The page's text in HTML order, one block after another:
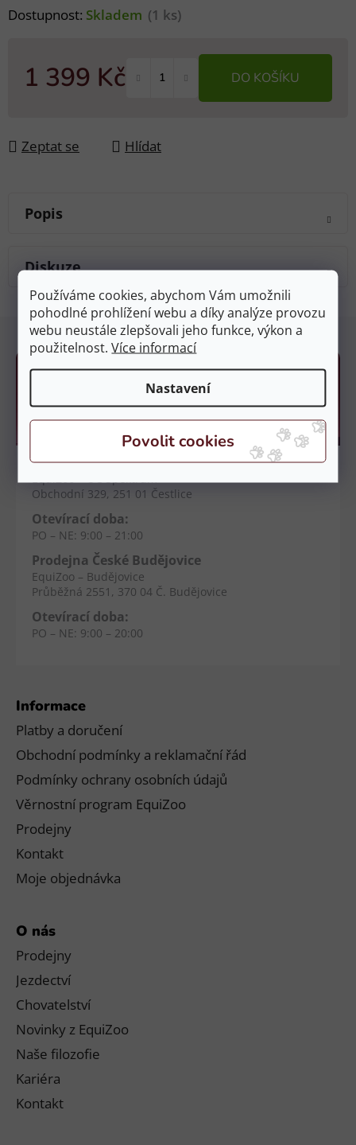
Používáme cookies, abychom Vám umožnili
pohodlné prohlížení webu a díky analýze provozu
webu neustále zlepšovali jeho funkce, výkon a
použitelnost.Více informací
Nastavení
Dostupnost: Skladem (1 ks)
1 399 Kč DO KOŠÍKU
Zeptat se Hlídat
Popis
Diskuze
Informace
Platby a doručení
Obchodní podmínky a reklamační řád
Podmínky ochrany osobních údajů
Věrnostní program EquiZoo
Prodejny
Kontakt
Moje objednávka
O nás
Prodejny
Jezdectví
Chovatelství
Novinky z EquiZoo
Naše filozofie
Kariéra
Kontakt
Kamenné prodejny
Prodejna Čestlice
Obchodní 329, 251 01 Čestlice
Otevírací doba:
PO – NE: 9:00 – 21:00
Prodejna České Budějovice
EquiZoo – Budějovice
Průběžná 2551, 370 04 Č. Budějovice
Otevírací doba:
PO – NE: 9:00 – 20:00